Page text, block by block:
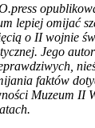
lepiej omijać
o II wojnie
Jego
faktów
Muzeum II